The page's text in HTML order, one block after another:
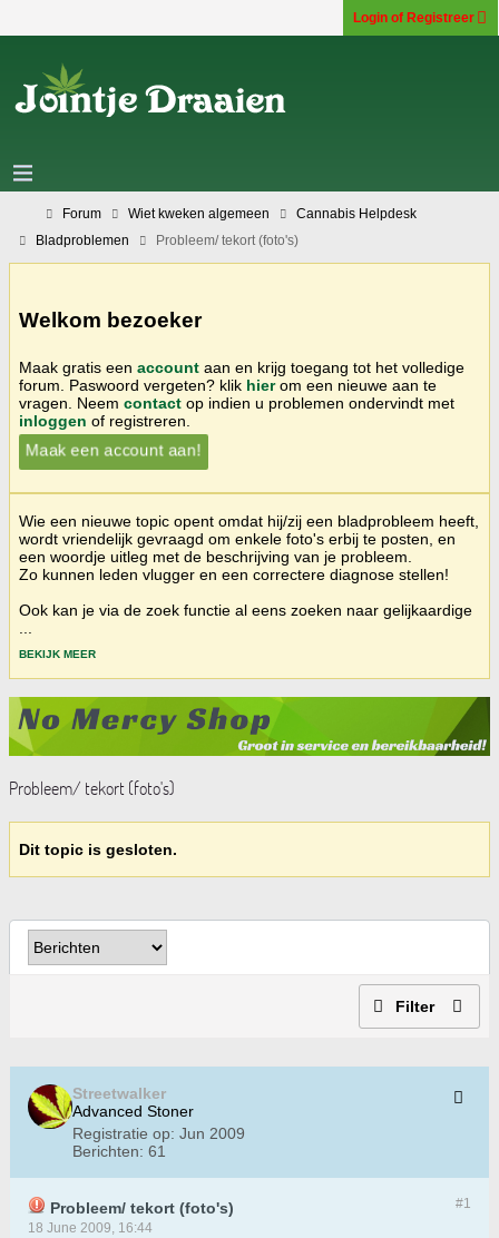
Login of Registreer
Forum Wiet kweken algemeen
Cannabis Helpdesk
Bladproblemen
Probleem/ tekort (foto's)
Welkom bezoeker
Maak gratis een account aan en krijg toegang tot het volledige
forum. Paswoord vergeten? klik hierom een nieuwe aan te
vragen. Neem contact op indien u problemen ondervindt met
inloggen of registreren.
Maak een account aan!
Wie een nieuwe topic opent omdat hij/zij een bladprobleem heeft,
wordt vriendelijk gevraagd om enkele foto's erbij te posten, en
een woordje uitleg met de beschrijving van je probleem.
Zo kunnen leden vlugger en een correctere diagnose stellen!
Ook kan je via de zoek functie al eens zoeken naar gelijkaardige
BEKIJK MEER
Probleem/ tekort (foto's)
Dit topic is gesloten.
Filter
Streetwalker
Advanced Stoner
Registratie op: Jun 2009
Berichten: 61
#1
Probleem/ tekort (foto's)
18 June 2009, 16:44